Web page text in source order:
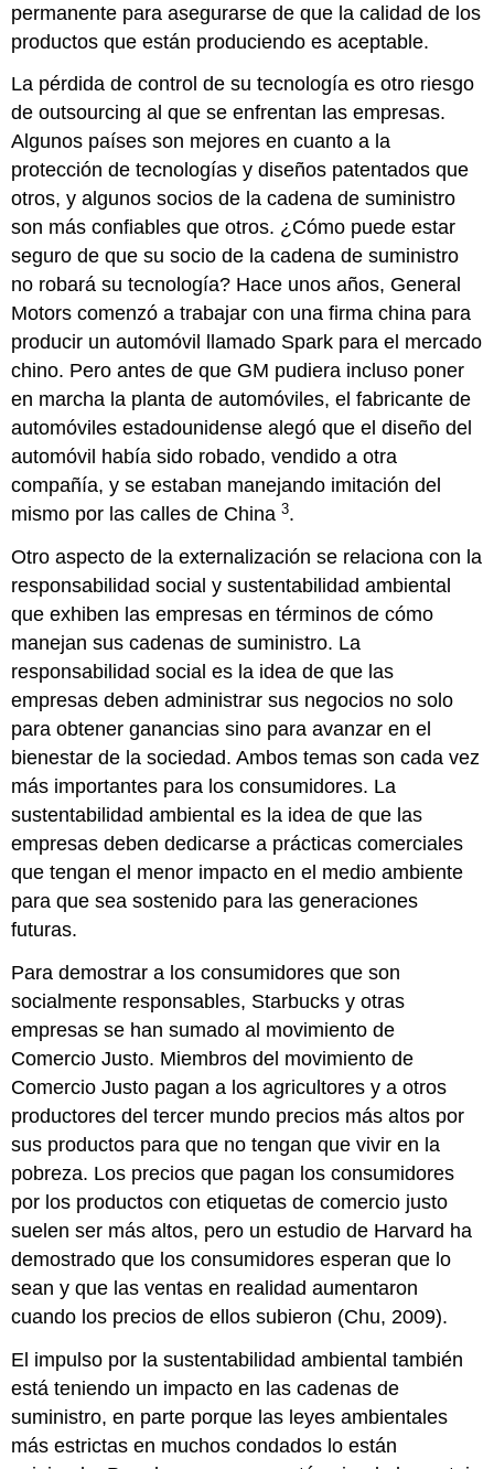
permanente para asegurarse de que la calidad de los
productos que están produciendo es aceptable.
La pérdida de control de su tecnología es otro riesgo
de outsourcing al que se enfrentan las empresas.
Algunos países son mejores en cuanto a la
protección de tecnologías y diseños patentados que
otros, y algunos socios de la cadena de suministro
son más confiables que otros. ¿Cómo puede estar
seguro de que su socio de la cadena de suministro
no robará su tecnología? Hace unos años, General
Motors comenzó a trabajar con una firma china para
producir un automóvil llamado Spark para el mercado
chino. Pero antes de que GM pudiera incluso poner
en marcha la planta de automóviles, el fabricante de
automóviles estadounidense alegó que el diseño del
automóvil había sido robado, vendido a otra
compañía, y se estaban manejando imitación del
mismo por las calles de China3.
Otro aspecto de la externalización se relaciona con la
responsabilidad social y sustentabilidad ambiental
que exhiben las empresas en términos de cómo
manejan sus cadenas de suministro. La
responsabilidad social es la idea de que las
empresas deben administrar sus negocios no solo
para obtener ganancias sino para avanzar en el
bienestar de la sociedad. Ambos temas son cada vez
más importantes para los consumidores. La
sustentabilidad ambiental es la idea de que las
empresas deben dedicarse a prácticas comerciales
que tengan el menor impacto en el medio ambiente
para que sea sostenido para las generaciones
futuras.
Para demostrar a los consumidores que son
socialmente responsables, Starbucks y otras
empresas se han sumado al movimiento de
Comercio Justo. Miembros del movimiento de
Comercio Justo pagan a los agricultores y a otros
productores del tercer mundo precios más altos por
sus productos para que no tengan que vivir en la
pobreza. Los precios que pagan los consumidores
por los productos con etiquetas de comercio justo
suelen ser más altos, pero un estudio de Harvard ha
demostrado que los consumidores esperan que lo
sean y que las ventas en realidad aumentaron
cuando los precios de ellos subieron (Chu, 2009).
El impulso por la sustentabilidad ambiental también
está teniendo un impacto en las cadenas de
suministro, en parte porque las leyes ambientales
más estrictas en muchos condados lo están